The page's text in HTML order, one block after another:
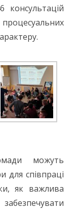
можуть
для співпраці
як важлива